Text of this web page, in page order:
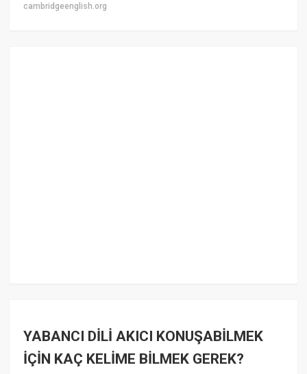
cambridgeenglish.org
YABANCI DİLİ AKICI KONUŞABİLMEK
İÇİN KAÇ KELİME BİLMEK GEREK?